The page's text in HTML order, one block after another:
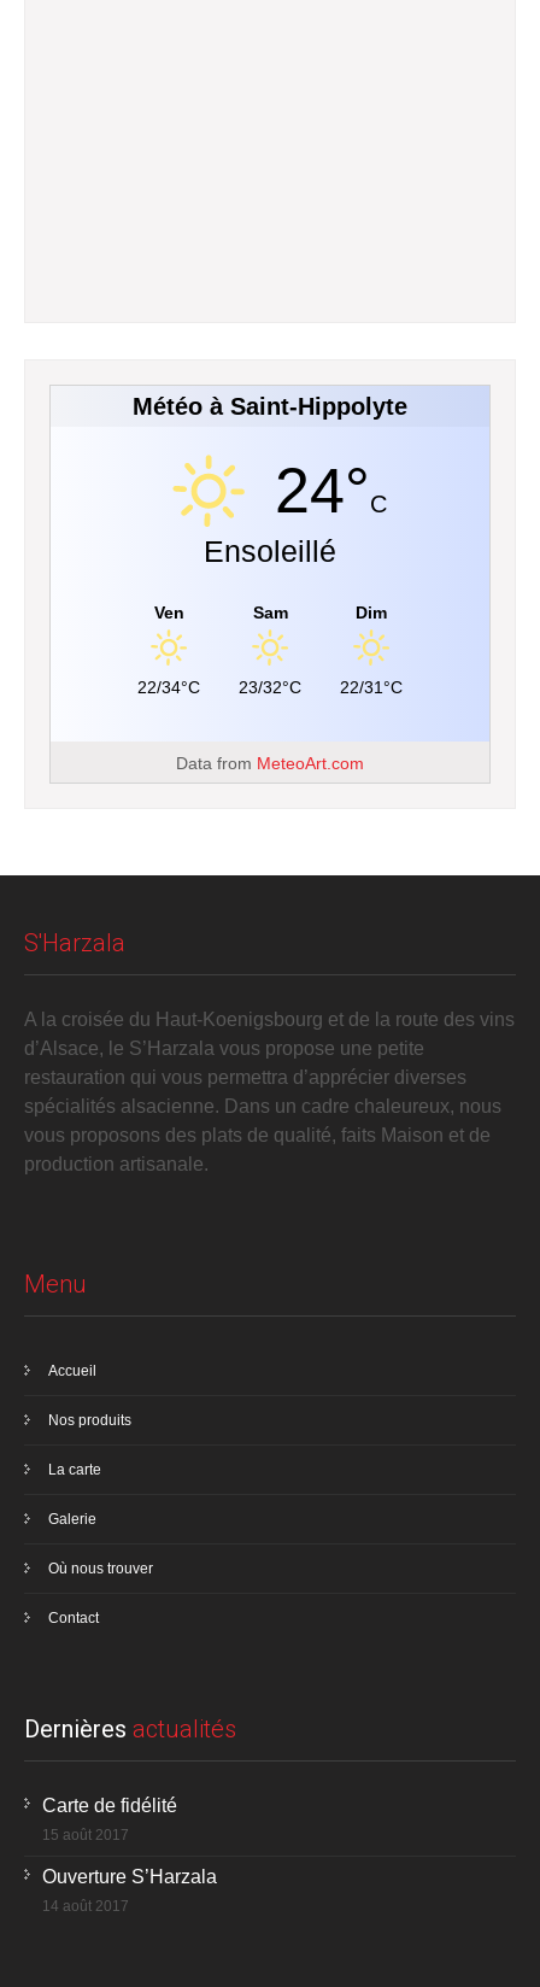
Météo à Saint-Hippolyte
24°C
Ensoleillé
Ven
22/34°C
Sam
23/32°C
Dim
22/31°C
Data from MeteoArt.com
S'Harzala
A la croisée du Haut-Koenigsbourg et de la route des vins
d’Alsace, le S’Harzala vous propose une petite
restauration qui vous permettra d’apprécier diverses
spécialités alsacienne. Dans un cadre chaleureux, nous
vous proposons des plats de qualité, faits Maison et de
production artisanale.
Menu
Accueil
Nos produits
La carte
Galerie
Où nous trouver
Contact
Dernières actualités
Carte de fidélité
15 août 2017
Ouverture S’Harzala
14 août 2017